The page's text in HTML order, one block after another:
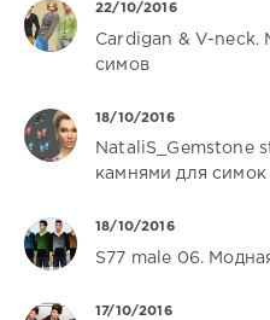
22/10/2016
Cardigan & V-neck.
симов
18/10/2016
NataliS_Gemstone
камнями для симок
18/10/2016
S77 male 06.
17/10/2016